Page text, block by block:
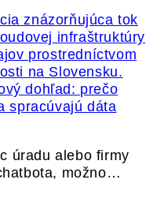
dohľad: prečo
spracúvajú dáta
úradu alebo firmy
možno…